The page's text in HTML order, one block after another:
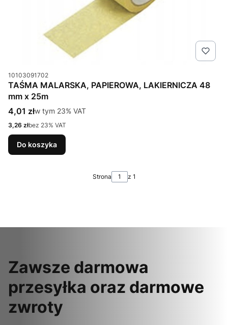
Kod produktu
10103091702
TAŚMA MALARSKA, PAPIEROWA, LAKIERNICZA 48
mm x 25m
Cena brutto
4,01 złw tym %s VAT
w tym 23% VAT
Cena netto
3,26 złbez 23% VAT
Do koszyka
Strona z 1
Zawsze darmowa
przesyłka oraz darmowe
zwroty